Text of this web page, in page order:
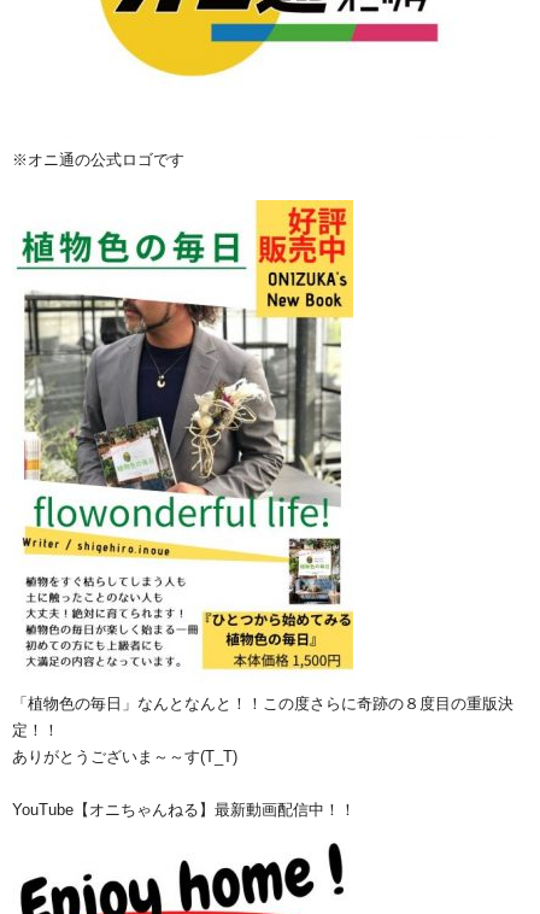
※オニ通の公式ロゴです
「植物色の毎日」なんとなんと！！この度さらに奇跡の８度目の重版決
定！！
ありがとうございま～～す(T_T)
YouTube【オニちゃんねる】最新動画配信中！！